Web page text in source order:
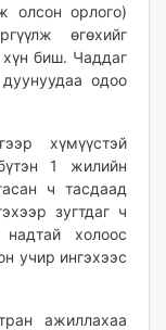
олсон орлого)
өгөхийг
хүн биш. Чаддаг
одоо
хүмүүстэй
1 жилийн
ч тасдаад
зугтдаг ч
холоос
учир ингэхээс
ажиллахаа